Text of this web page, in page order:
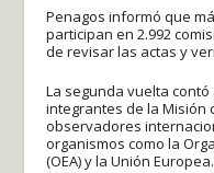
Penagos informó que
participan en 2.992
de revisar las actas y
La segunda vuelta
integrantes de la Misión
observadores
organismos como la
(OEA) y la Unión Europea.